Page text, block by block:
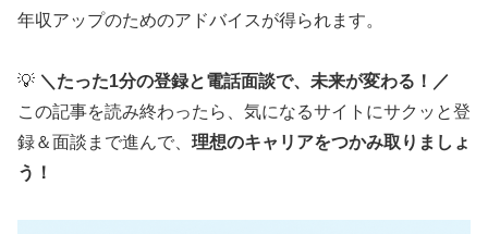
年収アップのためのアドバイスが得られます。
💡 ＼たった1分の登録と電話面談で、未来が変わる！／
この記事を読み終わったら、気になるサイトにサクッと登
録＆面談まで進んで、 理想のキャリアをつかみ取りましょ
う！